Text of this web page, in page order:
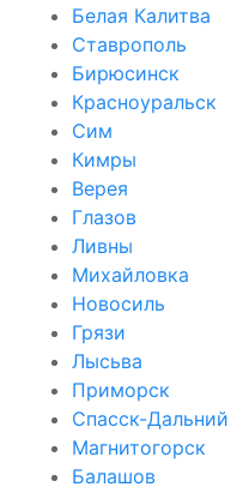
Белая Калитва
Ставрополь
Бирюсинск
Красноуральск
Сим
Кимры
Верея
Глазов
Ливны
Михайловка
Новосиль
Грязи
Лысьва
Приморск
Спасск-Дальний
Магнитогорск
Балашов